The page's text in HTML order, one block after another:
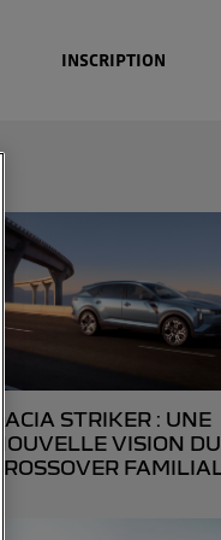
INSCRIPTION
DACIA STRIKER : UNE
NOUVELLE VISION DU
CROSSOVER FAMILIAL